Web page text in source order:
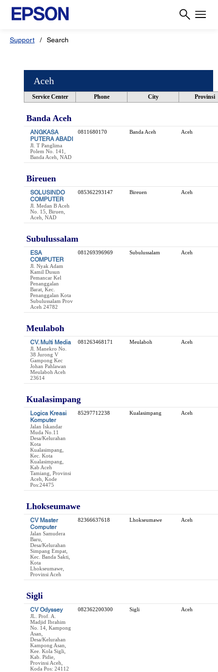
Support Search
Aceh
Service Center Phone City Provinsi
Banda Aceh
ANGKASA
PUTERA ABADI
Jl. T Panglima
Polem No. 141,
Banda Aceh, NAD
0811680170 Banda Aceh Aceh
Bireuen
SOLUSINDO
COMPUTER
Jl. Medan B Aceh
No. 15, Biruen,
Aceh, NAD
085362293147 Bireuen Aceh
Subulussalam
ESA
COMPUTER
Jl. Nyak Adam
Kamil Dusun
Pemancar Kel
Penanggalan
Barat, Kec.
Penanggalan Kota
Subulussalam Prov
Aceh 24782
081269396969 Subulussalam Aceh
Meulaboh
CV. Multi Media
Jl. Manekro No.
38 Jurong V
Gampong Kec
Johan Pahlawan
Meulaboh Aceh
23614
081263468171 Meulaboh Aceh
Kualasimpang
Logica Kreasi
Komputer
Jalan Iskandar
Muda No.11
Desa/Kelurahan
Kota
Kualasimpang,
Kec. Kota
Kualasimpang,
Kab Aceh
Tamiang, Provinsi
Aceh, Kode
Pos:24475
85297712238 Kualasimpang Aceh
Lhokseumawe
CV Master
Computer
Jalan Samudera
Baru,
Desa/Kelurahan
Simpang Empat,
Kec. Banda Sakti,
Kota
Lhokseumawe,
Provinsi Aceh
82366637618 Lhokseumawe Aceh
Sigli
CV Odyssey
JL. Prof. A.
Madjid Ibrahim
No. 14, Kampong
Asan,
Desa/Kelurahan
Kampong Asan,
Kee. Kola Sigli,
Kab. Pidie,
Provinsi Aceh,
Koda Pos: 24112
082362200300 Sigli Aceh